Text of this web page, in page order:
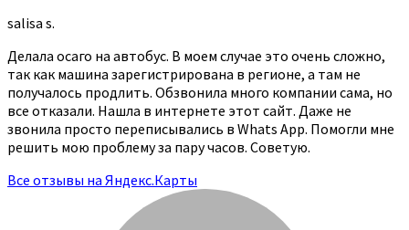
salisa s.
Делала осаго на автобус. В моем случае это очень сложно,
так как машина зарегистрирована в регионе, а там не
получалось продлить. Обзвонила много компании сама, но
все отказали. Нашла в интернете этот сайт. Даже не
звонила просто переписывались в Whats App. Помогли мне
решить мою проблему за пару часов. Советую.
Все отзывы на Яндекс.Карты